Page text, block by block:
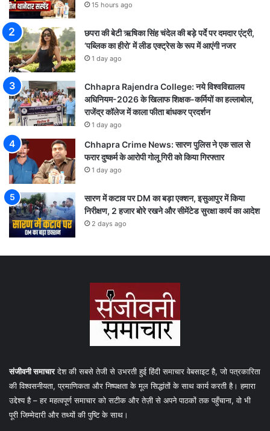
15 hours ago
छपरा की बेटी ऋषिका सिंह चंदेल की बड़े पर्दे पर दमदार एंट्री,
‘पब्लिक का हीरो’ में लीड एक्ट्रेस के रूप में आएंगी नजर
1 day ago
Chhapra Rajendra College: नये विश्वविद्यालय
अधिनियम-2026 के खिलाफ शिक्षक-कर्मियों का हल्लाबोल,
राजेंद्र कॉलेज में काला फीता बांधकर प्रदर्शन
1 day ago
Chhapra Crime News: सारण पुलिस ने एक साल से
फरार दुष्कर्म के आरोपी गोलू गिरी को किया गिरफ्तार
1 day ago
सारण में कटाव पर DM का बड़ा एक्शन, इसुआपुर में किया
निरीक्षण, 2 हजार बोरे रखने और सीमेंटेड सुरक्षा कार्य का आदेश
2 days ago
संजीवनी समाचारदेश की सबसे तेजी से उभरती हुई हिंदी समाचार वेबसाइट है, जो पत्रकारिता
की विश्वसनीयता, प्रमाणिकता और निष्पक्षता के मूल सिद्धांतों के साथ कार्य करती है। हमारा
उद्देश्य है – हर महत्वपूर्ण समाचार को सटीक और तेज़ी से अपने पाठकों तक पहुँचाना, वो भी
पूरी जिम्मेदारी और तथ्यों की पुष्टि के साथ।